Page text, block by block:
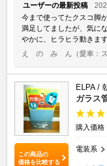
ユーザーの最新投稿
今まで使ってたクスコ脚
満足してましたが、気に
やかに、ヒラヒラ動きます
え の み ん （愛車：
この商品の
価格を比較する
ELPA /
ガラス
購入価格
電装系